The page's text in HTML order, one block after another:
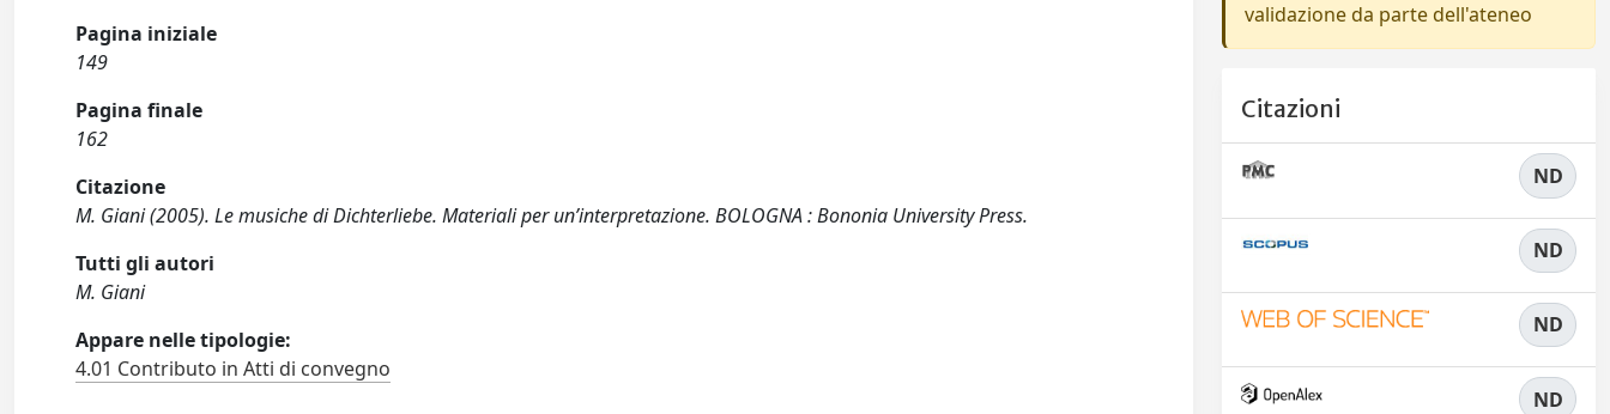
Pagina iniziale
149
Pagina finale
162
Citazione
M. Giani (2005). Le musiche di Dichterliebe. Materiali per un’interpretazione. BOLOGNA : Bononia University Press.
Tutti gli autori
M. Giani
Appare nelle tipologie:
4.01 Contributo in Atti di convegno
validazione da parte dell'ateneo
Citazioni
ND
ND
ND
ND